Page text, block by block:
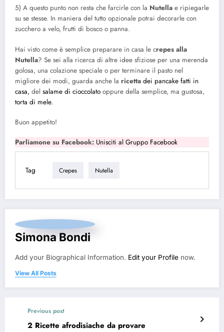
5) A questo punto non resta che farcirle con la Nutella e ripiegarle
su se stesse. In maniera del tutto opzionale potrai decorarle con
zucchero a velo, frutti di bosco o panna.
Hai visto come è semplice preparare in casa le crepes alla
Nutella? Se sei alla ricerca di altre idee sfiziose per una merenda
golosa, una colazione speciale o per terminare il pasto nel
migliore dei modi, guarda anche la ricetta dei pancake fatti in
casa, del salame di cioccolato oppure della semplice, ma gustosa,
torta di mele.
Buon appetito!
Parliamone su Facebook: Unisciti al Gruppo Facebook
Tag Crepes Nutella
Simona Bondi
Add your Biographical Information. Edit your Profile now.
View All Posts
Previous post
2 Ricette afrodisiache da provare